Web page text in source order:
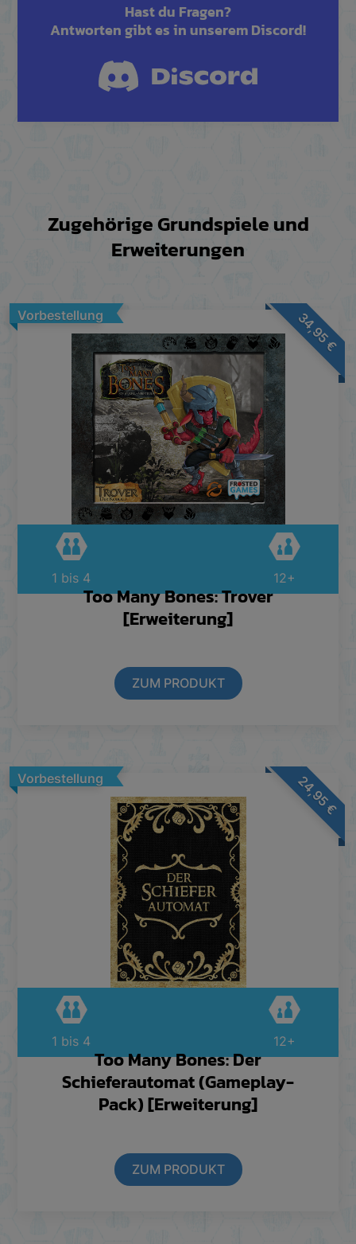
Hast du Fragen?
Antworten gibt es in unserem Discord!
Zugehörige Grundspiele und
Erweiterungen
Too Many Bones: Trover
[Erweiterung]
ZUM PRODUKT
1 bis 4 12+
34,95
€
Vorbestellung
Too Many Bones: Der
Schieferautomat (Gameplay-
Pack) [Erweiterung]
ZUM PRODUKT
1 bis 4 12+
24,95
€
Vorbestellung